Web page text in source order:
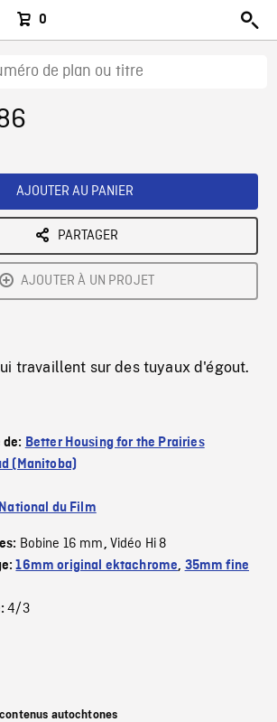
0
AJOUTER AU PANIER
PARTAGER
AJOUTER À UN PROJET
travaillent sur des tuyaux d'égout.
de: Better Housing for the Prairies
(Manitoba)
du Film
Bobine 16 mm, Vidéo Hi 8
16mm original ektachrome, 35mm fine
4/3
autochtones